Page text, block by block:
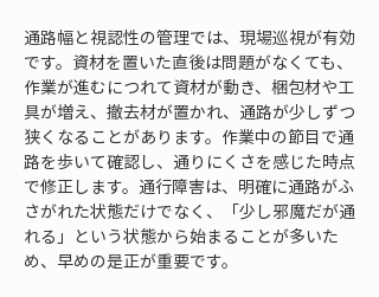
通路幅と視認性の管理では、現場巡視が有効
です。資材を置いた直後は問題がなくても、
作業が進むにつれて資材が動き、梱包材や工
具が増え、撤去材が置かれ、通路が少しずつ
狭くなることがあります。作業中の節目で通
路を歩いて確認し、通りにくさを感じた時点
で修正します。通行障害は、明確に通路がふ
さがれた状態だけでなく、「少し邪魔だが通
れる」という状態から始まることが多いた
め、早めの是正が重要です。